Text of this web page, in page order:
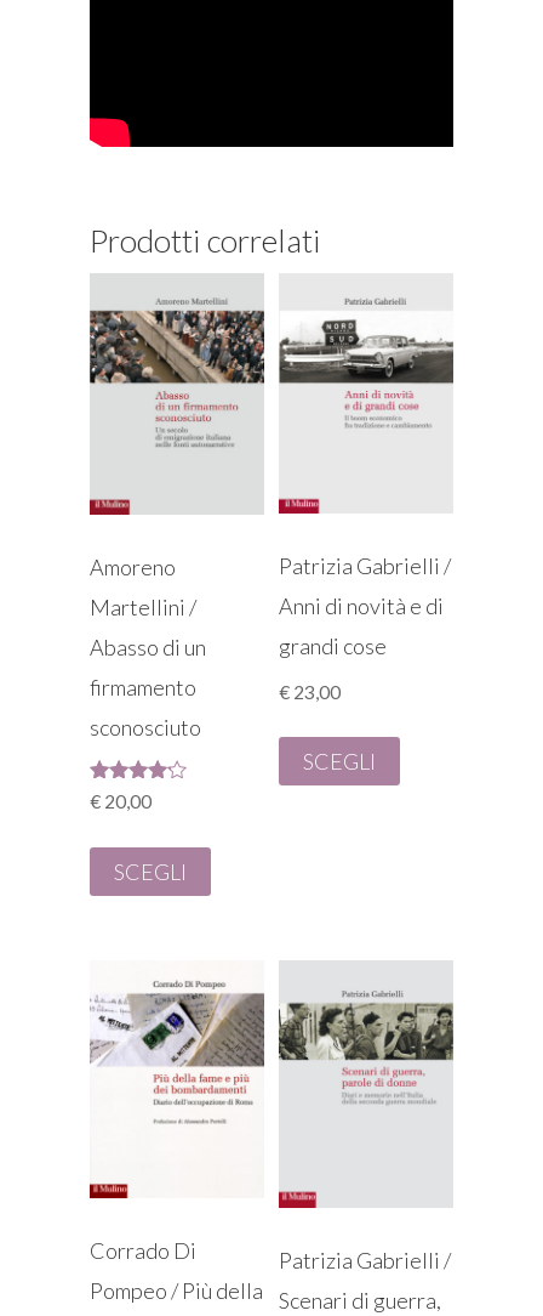
Prodotti correlati
Amoreno
Martellini /
Abasso di un
firmamento
sconosciuto
Valutato
€ 20,00
SCEGLI
Patrizia Gabrielli /
Anni di novità e di
grandi cose
€ 23,00
SCEGLI
Corrado Di
Pompeo / Più della
Patrizia Gabrielli /
Scenari di guerra,